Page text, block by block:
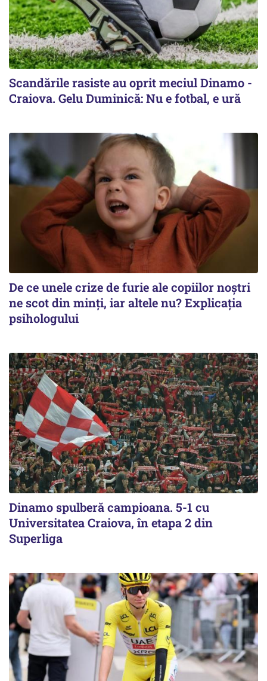
Scandările rasiste au oprit meciul Dinamo -
Craiova. Gelu Duminică: Nu e fotbal, e ură
De ce unele crize de furie ale copiilor noștri
ne scot din minți, iar altele nu? Explicația
psihologului
Dinamo spulberă campioana. 5-1 cu
Universitatea Craiova, în etapa 2 din
Superliga